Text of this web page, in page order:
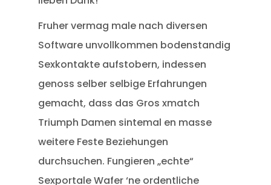
Fruher vermag male nach diversen
Software unvollkommen bodenstandig
Sexkontakte aufstobern, indessen
genoss selber selbige Erfahrungen
gemacht, dass das Gros xmatch
Triumph Damen sintemal en masse
weitere Feste Beziehungen
durchsuchen. Fungieren „echte“
Sexportale Wafer ‘ne ordentliche